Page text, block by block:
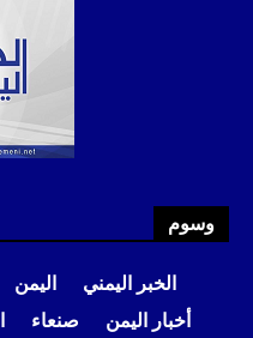
وسوم
الخبر اليمني اليمن
أخبار اليمن
صنعاء